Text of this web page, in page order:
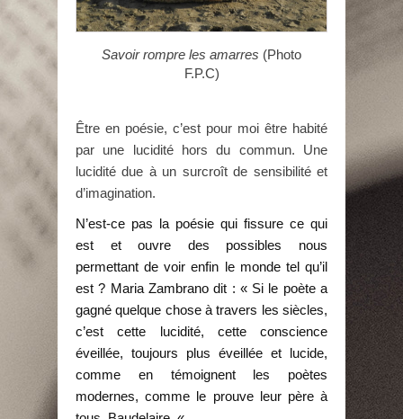
Savoir rompre les amarres (Photo
F.P.C)
Être en poésie, c’est pour moi être habité
par une lucidité hors du commun. Une
lucidité due à un surcroît de sensibilité et
d’imagination.
N’est-ce pas la poésie qui fissure ce qui
est et ouvre des possibles nous
permettant de voir enfin le monde tel qu’il
est ? Maria Zambrano dit : « Si le poète a
gagné quelque chose à travers les siècles,
c’est cette lucidité, cette conscience
éveillée, toujours plus éveillée et lucide,
comme en témoignent les poètes
modernes, comme le prouve leur père à